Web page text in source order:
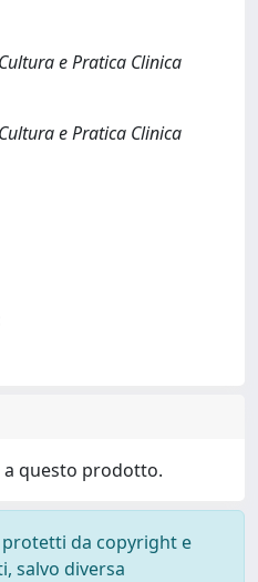
e Pratica Clinica
e Pratica Clinica
a questo prodotto.
da copyright e
salvo diversa